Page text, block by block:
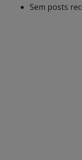
Sem posts